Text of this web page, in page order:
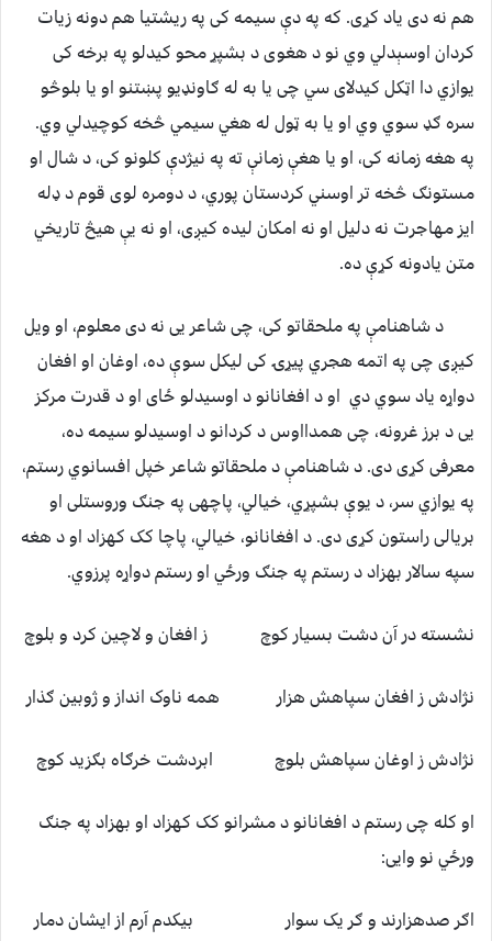
هم نه دی یاد کړی. که په دې سیمه کی په ریشتیا هم دونه زیات
کردان اوسېدلي وي نو د هغوی د بشپړ محو کیدلو په برخه کی
یوازي دا اټکل کیدلای سي چی یا به له ګاونډیو پښتنو او یا بلوڅو
سره ګډ سوي وي او یا به ټول له هغي سیمي څخه کوچیدلي وي.
په هغه زمانه کی، او یا هغې زمانې ته په نیژدې کلونو کی، د شال او
مستونګ څخه تر اوسني کردستان پوري، د دومره لوی قوم د ډله
ایز مهاجرت نه دلیل او نه امکان لیده کیږی، او نه یې هیڅ تاریخي
متن یادونه کړې ده.
د شاهنامې په ملحقاتو کی، چی شاعر یی نه دی معلوم، او ویل
کیږی چی په اتمه هجري پيړۍ کی لیکل سوې ده، اوغان او افغان
دواړه یاد سوي دي او د افغانانو د اوسیدلو ځای او د قدرت مرکز
یی د برز غرونه، چی همدااوس د کردانو د اوسیدلو سیمه ده،
معرفی کړی دی. د شاهنامې د ملحقاتو شاعر خپل افسانوي رستم،
په یوازي سر، د یوې بشپړي، خیالي، پاچهی په جنګ وروستلی او
بریالی راستون کړی دی. د افغانانو، خیالي، پاچا کک کهزاد او د هغه
سپه سالار بهزاد د رستم په جنګ ورځي او رستم دواړه پرزوي.
نشسته در آن دشت بسیار کوچ ز افغان و لاچین کرد و بلوچ
نژادش ز افغان سپاهش هزار همه ناوک انداز و ژوبین ګذار
نژادش ز اوغان سپاهش بلوچ ابردشت خرګاه بګزید کوچ
او کله چی رستم د افغانانو د مشرانو کک کهزاد او بهزاد په جنګ
ورځي نو وایی:
اګر صدهزارند و ګر یک سوار بیکدم آرم از ایشان دمار